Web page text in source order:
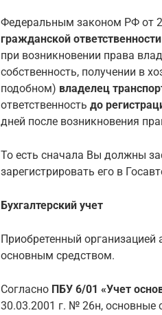
Федеральным законом РФ от
гражданской
при возникновении права
собственность, получении в
подобном) владелец
ответственность до
дней после возникновения
То есть сначала Вы должны
зарегистрировать его в
Бухгалтерский учет
Приобретенный организацией
основным средством.
Согласно ПБУ 6/01 «Учет
30.03.2001 г. № 26н, основные